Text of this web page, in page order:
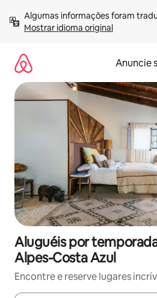
para
Mostrar idioma original
Anuncie
Aluguéis por
Alpes-Costa Azul
Encontre e reserve lugares